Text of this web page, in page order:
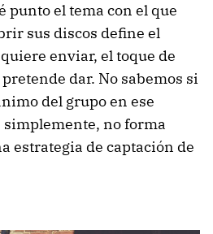
punto el tema con el que
sus discos define el
enviar, el toque de
dar. No sabemos si
del grupo en ese
simplemente, no forma
estrategia de captación de